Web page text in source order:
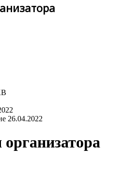
26.04.2022